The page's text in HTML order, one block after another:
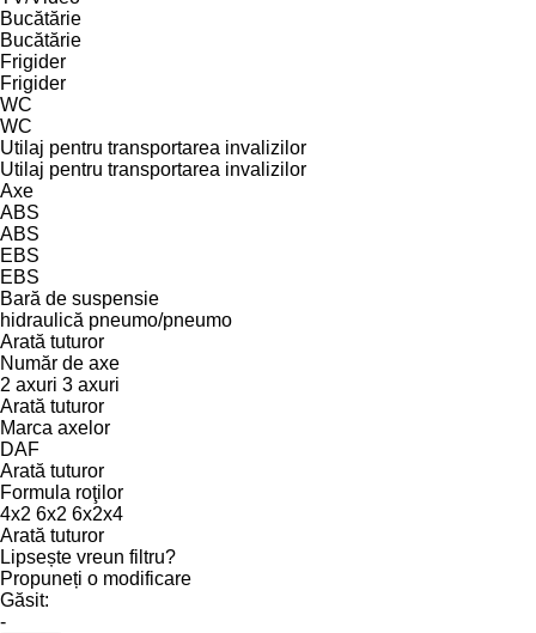
Bucătărie
Bucătărie
Frigider
Frigider
WC
WC
Utilaj pentru transportarea invalizilor
Utilaj pentru transportarea invalizilor
Axe
ABS
ABS
EBS
EBS
Bară de suspensie
hidraulică pneumo/pneumo
Arată tuturor
Număr de axe
2 axuri 3 axuri
Arată tuturor
Marca axelor
DAF
Arată tuturor
Formula roţilor
4x2 6x2 6x2x4
Arată tuturor
Lipsește vreun filtru?
Propuneți o modificare
Găsit:
-